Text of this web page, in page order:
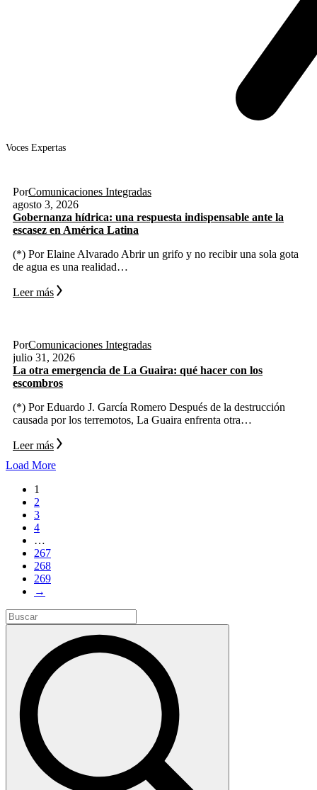
Voces Expertas
PorComunicaciones Integradas
agosto 3, 2026
Gobernanza hídrica: una respuesta indispensable ante la
escasez en América Latina
(*) Por Elaine Alvarado Abrir un grifo y no recibir una sola gota
de agua es una realidad…
Leer más
PorComunicaciones Integradas
julio 31, 2026
La otra emergencia de La Guaira: qué hacer con los
escombros
(*) Por Eduardo J. García Romero Después de la destrucción
causada por los terremotos, La Guaira enfrenta otra…
Leer más
Load More
1
2
3
4
…
267
268
269
→